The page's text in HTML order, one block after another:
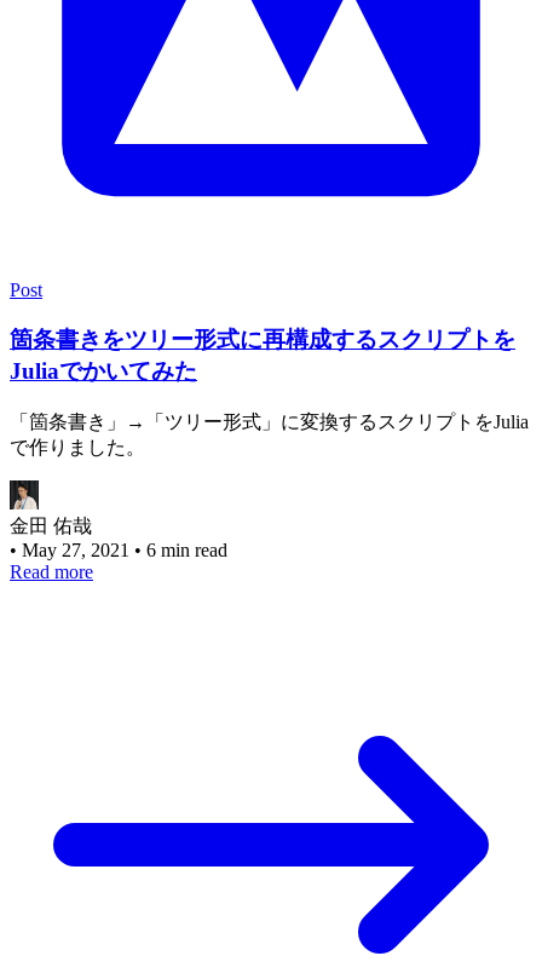
Post
箇条書きをツリー形式に再構成するスクリプトを
Juliaでかいてみた
「箇条書き」→「ツリー形式」に変換するスクリプトをJulia
で作りました。
金田 佑哉
• May 27, 2021 • 6 min read
Read more